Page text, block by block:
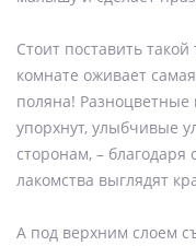
Стоит поставить
комнате оживает
поляна! Разноцветные
упорхнут, улыбчивые
сторонам, –
лакомства выглядят
А под верхним слоем